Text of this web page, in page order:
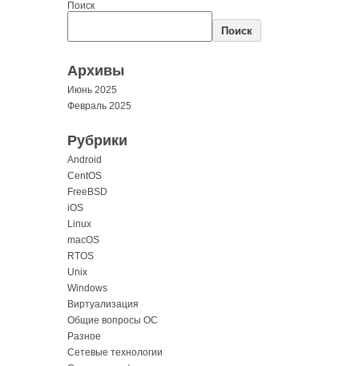
Поиск
Поиск
Архивы
Июнь 2025
Февраль 2025
Рубрики
Android
CentOS
FreeBSD
iOS
Linux
macOS
RTOS
Unix
Windows
Виртуализация
Общие вопросы ОС
Разное
Сетевые технологии